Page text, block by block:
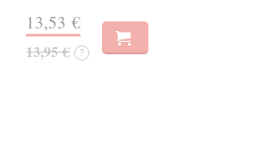
13,53 €
13,95 € ?